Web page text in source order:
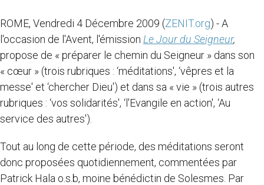
ROME, Vendredi 4 Décembre 2009 (ZENIT.org) - A
l'occasion de l'Avent, l'émission Le Jour du Seigneur,
propose de « préparer le chemin du Seigneur » dans son
« cœur » (trois rubriques : ‘méditations', ‘vêpres et la
messe' et ‘chercher Dieu') et dans sa « vie » (trois autres
rubriques : ‘vos solidarités', ‘l'Evangile en action', ‘Au
service des autres').
Tout au long de cette période, des méditations seront
donc proposées quotidiennement, commentées par
Patrick Hala o.s.b, moine bénédictin de Solesmes. Par